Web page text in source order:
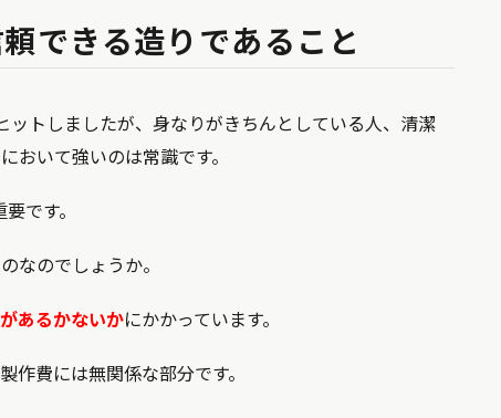
できる造りであること
ットしましたが、身なりがきちんとしている人、清潔
おいて強いのは常識です。
です。
なのでしょうか。
あるかないかにかかっています。
作費には無関係な部分です。